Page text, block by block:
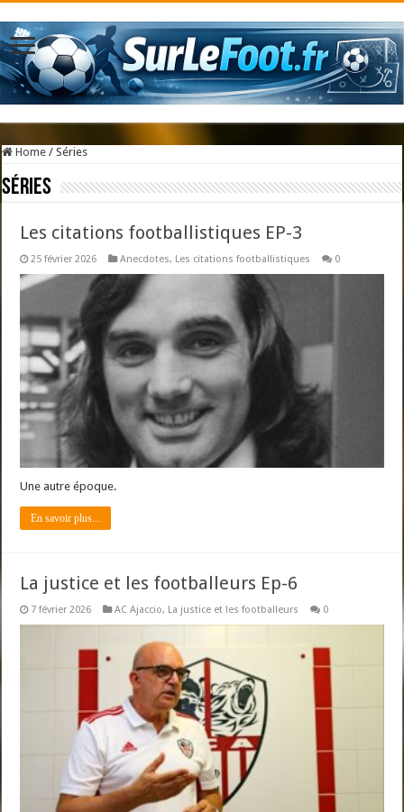
Home / Séries
Séries
Les citations footballistiques EP-3
25 février 2026 Anecdotes, Les citations footballistiques 0
Une autre époque.
En savoir plus...
La justice et les footballeurs Ep-6
7 février 2026 AC Ajaccio, La justice et les footballeurs 0